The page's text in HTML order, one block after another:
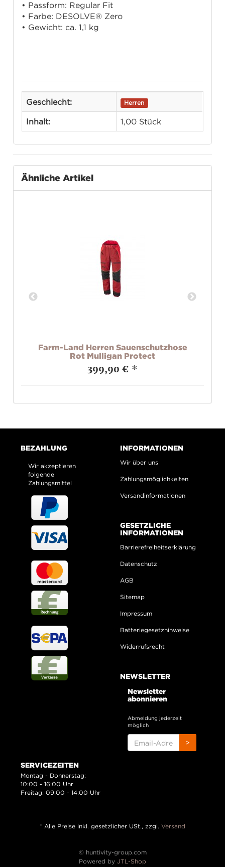
• Passform: Regular Fit
• Farbe: DESOLVE® Zero
• Gewicht: ca. 1,1 kg
Geschlecht: Herren
Inhalt: 1,00 Stück
Ähnliche Artikel
Farm-Land Herren Sauenschutzhose
Rot Mulligan Protect
399,90 € *
BEZAHLUNG
Wir akzeptieren
folgende
Zahlungsmittel
INFORMATIONEN
Wir über uns
Zahlungsmöglichkeiten
Versandinformationen
GESETZLICHE
INFORMATIONEN
Barrierefreiheitserklärung
Datenschutz
AGB
Sitemap
Impressum
Batteriegesetzhinweise
Widerrufsrecht
NEWSLETTER
Newsletter
abonnieren
Abmeldung jederzeit
möglich
ADRESSE
>
SERVICEZEITEN
Montag - Donnerstag:
10:00 - 16:00 Uhr
Freitag: 09:00 - 14:00 Uhr
* Alle Preise inkl. gesetzlicher USt., zzgl. Versand
© huntivity-group.com
Powered by JTL-Shop